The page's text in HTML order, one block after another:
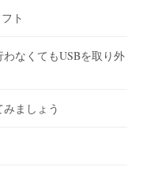
ト
わなくてもUSBを取り外
ましょう